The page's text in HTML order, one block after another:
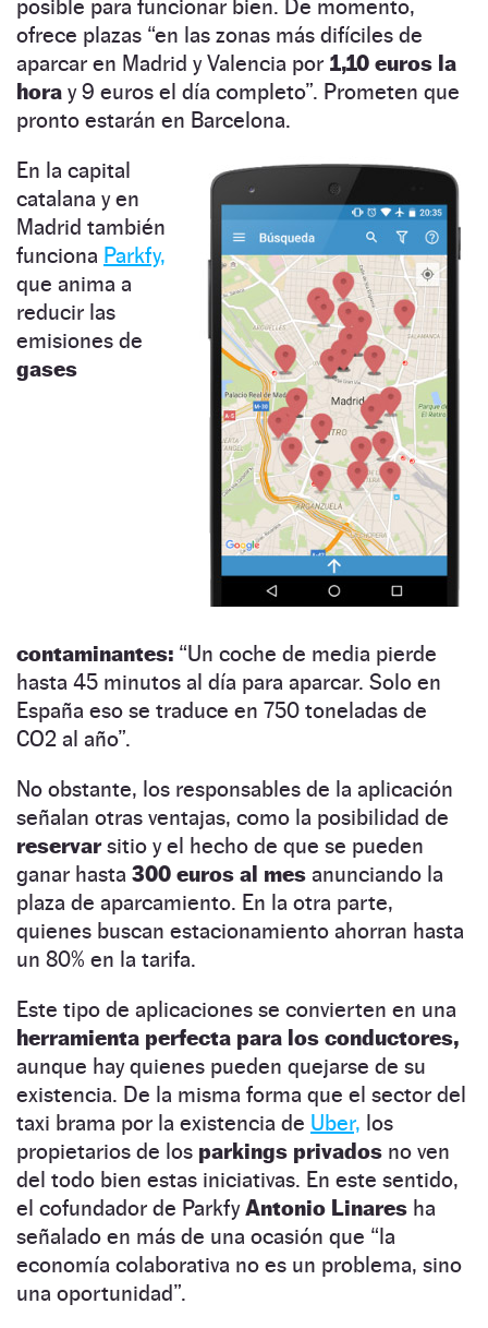
posible para funcionar bien. De momento,
ofrece plazas “en las zonas más difíciles de
aparcar en Madrid y Valencia por 1,10 euros la
hora y 9 euros el día completo”. Prometen que
pronto estarán en Barcelona.
En la capital
catalana y en
Madrid también
funciona Parkfy,
que anima a
reducir las
emisiones de
gases
contaminantes: “Un coche de media pierde
hasta 45 minutos al día para aparcar. Solo en
España eso se traduce en 750 toneladas de
CO2 al año”.
No obstante, los responsables de la aplicación
señalan otras ventajas, como la posibilidad de
reservarsitio y el hecho de que se pueden
ganar hasta 300 euros al mes anunciando la
plaza de aparcamiento. En la otra parte,
quienes buscan estacionamiento ahorran hasta
un 80% en la tarifa.
Este tipo de aplicaciones se convierten en una
herramienta perfecta para los conductores,
aunque hay quienes pueden quejarse de su
existencia. De la misma forma que el sector del
taxi brama por la existencia de Uber, los
propietarios de los parkings privados no ven
del todo bien estas iniciativas. En este sentido,
el cofundador de ParkfyAntonio Linares ha
señalado en más de una ocasión que “la
economía colaborativa no es un problema, sino
una oportunidad”.